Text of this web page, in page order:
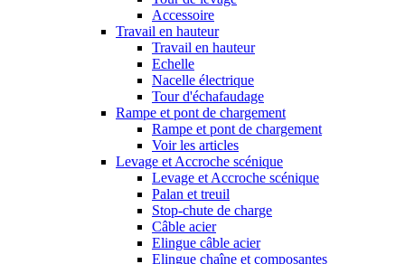
Accessoire
Travail en hauteur
Travail en hauteur
Echelle
Nacelle électrique
Tour d'échafaudage
Rampe et pont de chargement
Rampe et pont de chargement
Voir les articles
Levage et Accroche scénique
Levage et Accroche scénique
Palan et treuil
Stop-chute de charge
Câble acier
Elingue câble acier
Elingue chaîne et composantes